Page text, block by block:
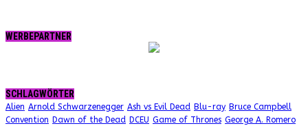
WERBEPARTNER
SCHLAGWÖRTER
Alien Arnold Schwarzenegger Ash vs Evil Dead Blu-ray Bruce Campbell
Convention Dawn of the Dead DCEU Game of Thrones George A. Romero